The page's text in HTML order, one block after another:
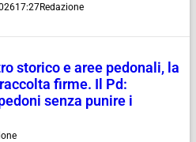
17:27Redazione
storico e aree pedonali, la
firme. Il Pd:
senza punire i